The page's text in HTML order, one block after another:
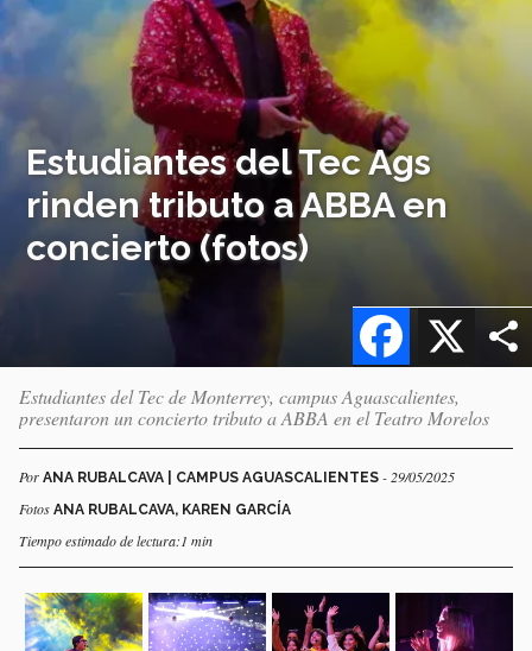
Estudiantes del Tec Ags
rinden tributo a ABBA en
concierto (fotos)
X
Facebook
Estudiantes del Tec de Monterrey, campus Aguascalientes,
presentaron un concierto tributo a ABBA en el Teatro Morelos
Por ANA RUBALCAVA | CAMPUS AGUASCALIENTES - 29/05/2025
Fotos ANA RUBALCAVA, KAREN GARCÍA
Tiempo estimado de lectura:1 min